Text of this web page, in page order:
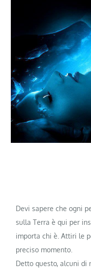
Devi sapere che ogni
sulla Terra è qui per
importa chi è. Attiri le
preciso momento.
Detto questo, alcuni di